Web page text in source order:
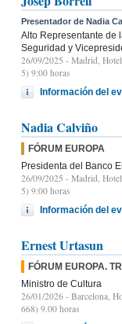
Presentador de Nadia
Alto Representante de
Seguridad y
26/09/2025 - Madrid,
5) 9:00 horas
Información del
Nadia Calviño
FÓRUM EUROPA
Presidenta del Banco
26/09/2025 - Madrid,
5) 9:00 horas
Información del
Ernest Urtasun
FÓRUM EUROPA.
Ministro de Cultura
26/01/2026 - Barcelona,
668) 9.00 horas